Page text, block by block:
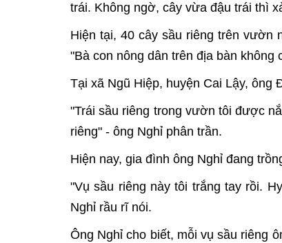
trái. Không ngờ, cây vừa đậu trái thì
Hiện tại, 40 cây sầu riêng trên vườn
"Bà con nông dân trên địa bàn không
Tại xã Ngũ Hiệp, huyện Cai Lậy, ông
"Trái sầu riêng trong vườn tôi được
riêng" - ông Nghỉ phân trần.
Hiện nay, gia đình ông Nghỉ đang
"Vụ sầu riêng này tôi trắng tay rồi.
Nghỉ rầu rĩ nói.
Ông Nghỉ cho biết, mỗi vụ sầu riêng